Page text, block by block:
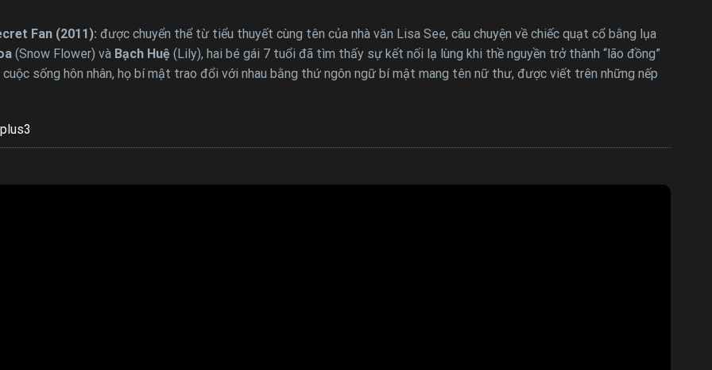
Fan (2011): được chuyển thể từ tiểu thuyết cùng tên của nhà văn Lisa See, câu chuyện về chiếc quạt cổ bằng lụa
(Snow Flower) và Bạch Huệ (Lily), hai bé gái 7 tuổi đã tìm thấy sự kết nối lạ lùng khi thề nguyền trở thành “lão đồng”
sống hôn nhân, họ bí mật trao đổi với nhau bằng thứ ngôn ngữ bí mật mang tên nữ thư, được viết trên những nếp